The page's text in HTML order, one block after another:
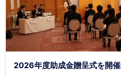
2026年度助成金贈呈式を開催